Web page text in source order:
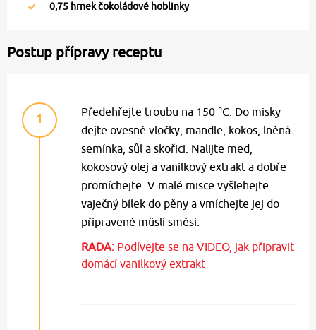
0,75 hrnek čokoládové hoblinky
Postup přípravy receptu
1
Předehřejte troubu na 150 °C. Do misky
dejte ovesné vločky, mandle, kokos, lněná
semínka, sůl a skořici. Nalijte med,
kokosový olej a vanilkový extrakt a dobře
promíchejte. V malé misce vyšlehejte
vaječný bílek do pěny a vmíchejte jej do
připravené müsli směsi.
RADA: Podívejte se na VIDEO, jak připravit
domácí vanilkový extrakt